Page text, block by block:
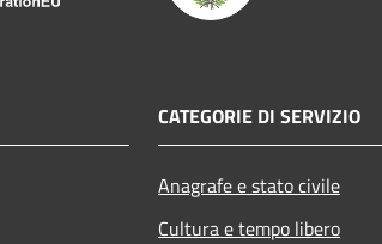
CATEGORIE DI SERVIZIO
Anagrafe e stato civile
Cultura e tempo libero